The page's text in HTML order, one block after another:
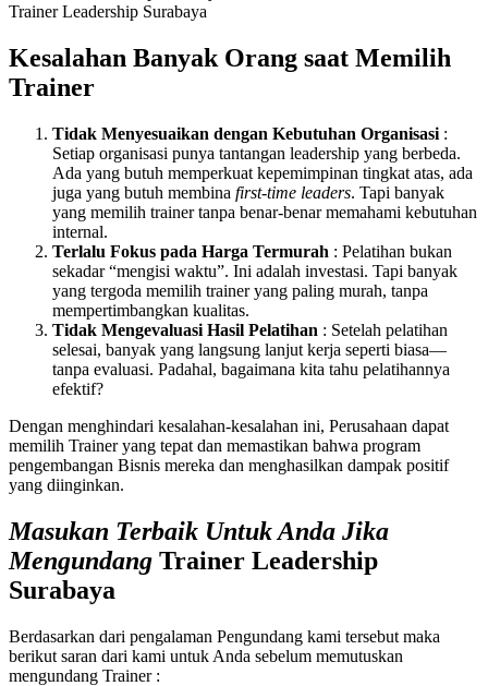
Trainer Leadership Surabaya
Kesalahan Banyak Orang saat Memilih
Trainer
Tidak Menyesuaikan dengan Kebutuhan Organisasi :
Setiap organisasi punya tantangan leadership yang berbeda.
Ada yang butuh memperkuat kepemimpinan tingkat atas, ada
juga yang butuh membina first-time leaders. Tapi banyak
yang memilih trainer tanpa benar-benar memahami kebutuhan
internal.
Terlalu Fokus pada Harga Termurah : Pelatihan bukan
sekadar “mengisi waktu”. Ini adalah investasi. Tapi banyak
yang tergoda memilih trainer yang paling murah, tanpa
mempertimbangkan kualitas.
Tidak Mengevaluasi Hasil Pelatihan : Setelah pelatihan
selesai, banyak yang langsung lanjut kerja seperti biasa—
tanpa evaluasi. Padahal, bagaimana kita tahu pelatihannya
efektif?
Dengan menghindari kesalahan-kesalahan ini, Perusahaan dapat
memilih Trainer yang tepat dan memastikan bahwa program
pengembangan Bisnis mereka dan menghasilkan dampak positif
yang diinginkan.
Masukan Terbaik Untuk Anda Jika
Mengundang Trainer Leadership
Surabaya
Berdasarkan dari pengalaman Pengundang kami tersebut maka
berikut saran dari kami untuk Anda sebelum memutuskan
mengundang Trainer :